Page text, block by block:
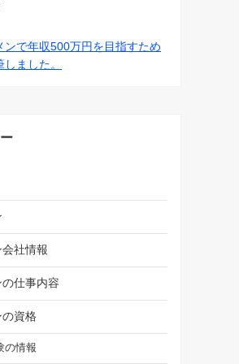
ンで年収500万円を目指すため
ました。
社情報
の仕事内容
の資格
の情報